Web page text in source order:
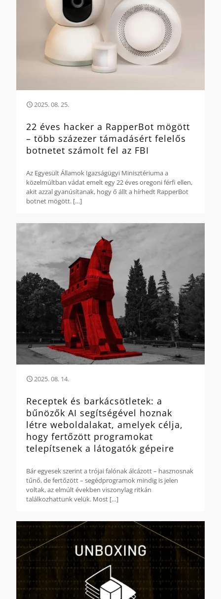
2025. 08. 25.
22 éves hacker a RapperBot mögött
– több százezer támadásért felelős
botnetet számolt fel az FBI
Az Egyesült Államok Igazságügyi Minisztériuma a
közelmúltban vádat emelt egy 22 éves oregoni férfi ellen,
akit azzal gyanúsítanak, hogy ő állt a hírhedt RapperBot
botnet mögött. […]
2025. 08. 14.
Receptek és barkácsötletek: a
bűnözők AI segítségével hoznak
létre weboldalakat, amelyek célja,
hogy fertőzött programokat
telepítsenek a látogatók gépeire
Bár egyesek szerint a trójai falónak álcázott – hasznosnak
tűnő, de fertőzött – segédprogramok mindig is jelen
voltak, az elmúlt években viszonylag ritkán
találkozhattunk velük. Most […]